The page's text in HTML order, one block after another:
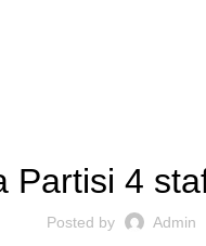
Partisi 4
Posted by Admin